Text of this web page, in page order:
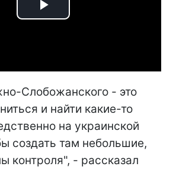
Play
Слобожанского - это
и найти какие-то
на украинской
создать там небольшие,
контроля", - рассказал